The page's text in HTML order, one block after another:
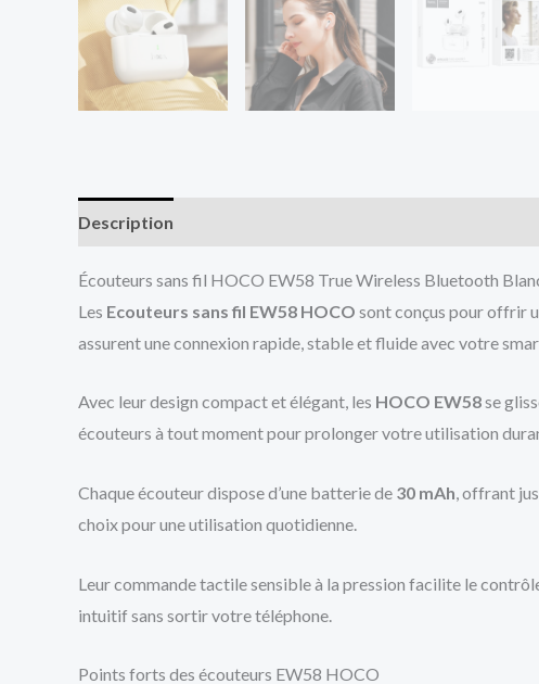
Description
Écouteurs sans fil HOCO EW58 True Wireless Bluetooth
Les Ecouteurs sans fil EW58 HOCO sont conçus pour offrir
assurent une connexion rapide, stable et fluide avec votre
Avec leur design compact et élégant, les HOCO EW58se
écouteurs à tout moment pour prolonger votre utilisation
Chaque écouteur dispose d’une batterie de 30 mAh, offrant
choix pour une utilisation quotidienne.
Leur commande tactile sensible à la pression facilite le
intuitif sans sortir votre téléphone.
Points forts des écouteurs EW58 HOCO